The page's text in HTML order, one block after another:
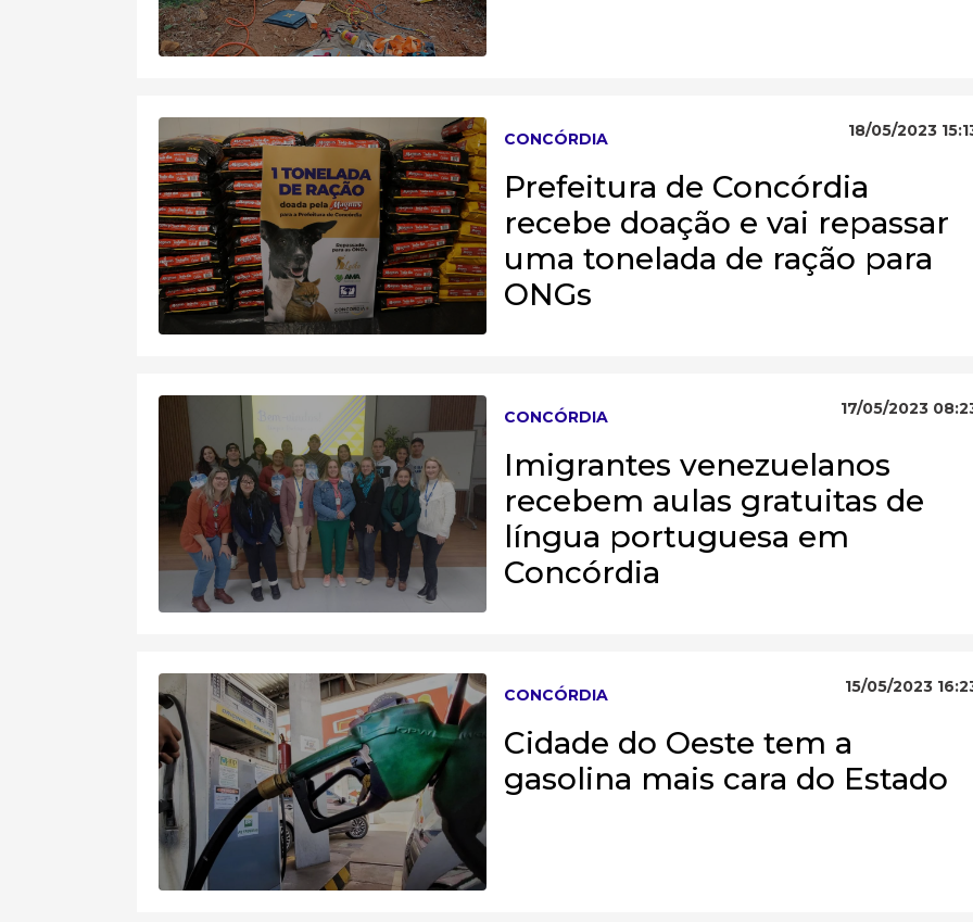
CONCÓRDIA 18/05/2023
Prefeitura de Concórdia
recebe doação e vai repassar
uma tonelada de ração para
ONGs
CONCÓRDIA 17/05/2023
Imigrantes venezuelanos
recebem aulas gratuitas de
língua portuguesa em
Concórdia
CONCÓRDIA 15/05/2023
Cidade do Oeste tem a
gasolina mais cara do Estado